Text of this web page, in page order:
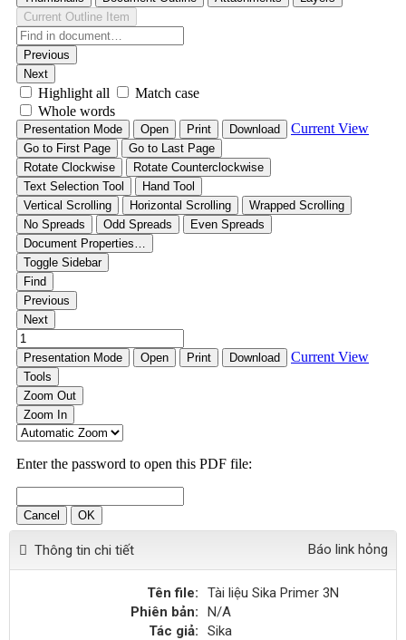
Báo link hỏng
Thông tin chi tiết
Tên file:
Tài liệu Sika Primer 3N
Phiên bản:
N/A
Tác giả:
Sika